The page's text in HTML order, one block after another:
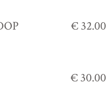
€ 32.00
€ 30.00